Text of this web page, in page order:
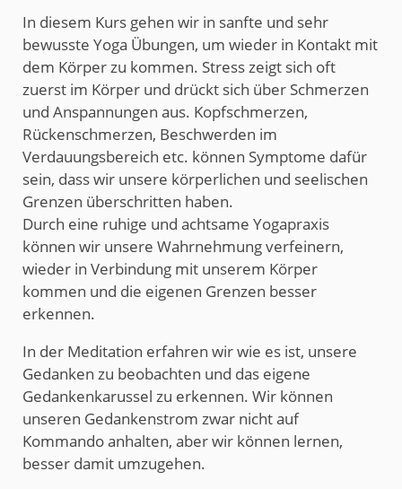
In diesem Kurs gehen wir in sanfte und sehr
bewusste Yoga Übungen, um wieder in Kontakt mit
dem Körper zu kommen. Stress zeigt sich oft
zuerst im Körper und drückt sich über Schmerzen
und Anspannungen aus. Kopfschmerzen,
Rückenschmerzen, Beschwerden im
Verdauungsbereich etc. können Symptome dafür
sein, dass wir unsere körperlichen und seelischen
Grenzen überschritten haben.
Durch eine ruhige und achtsame Yogapraxis
können wir unsere Wahrnehmung verfeinern,
wieder in Verbindung mit unserem Körper
kommen und die eigenen Grenzen besser
erkennen.
In der Meditation erfahren wir wie es ist, unsere
Gedanken zu beobachten und das eigene
Gedankenkarussel zu erkennen. Wir können
unseren Gedankenstrom zwar nicht auf
Kommando anhalten, aber wir können lernen,
besser damit umzugehen.